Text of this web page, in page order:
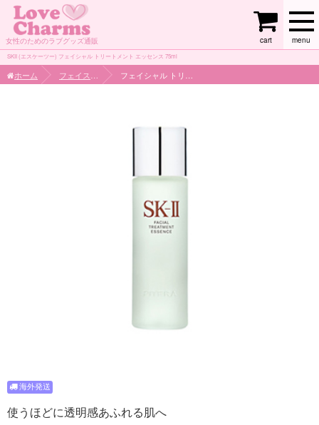
女性のためのラブグッズ通販 menu
cart
SKII (エスケーツー) フェイシャル トリートメント エッセンス 75ml
ホーム
使うほどに透明感あふれる肌へ